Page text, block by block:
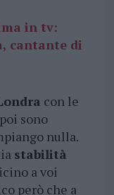
in tv:
cantante di
con le
sono
nulla.
stabilità
a voi
però che a